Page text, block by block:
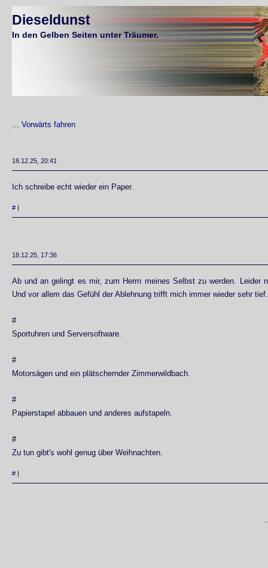
Dieseldunst
In den Gelben Seiten unter Träumer.
... Vorwärts fahren
18.12.25, 20:41
Ich schreibe echt wieder ein Paper.
#|
18.12.25, 17:36
Ab und an gelingt es mir, zum Herrn meines Selbst zu werden. Leider
Und vor allem das Gefühl der Ablehnung trifft mich immer wieder sehr tief.
#
Sportuhren und Serversoftware.
#
Motorsägen und ein plätschernder Zimmerwildbach.
#
Papierstapel abbauen und anderes aufstapeln.
#
Zu tun gibt's wohl genug über Weihnachten.
#|